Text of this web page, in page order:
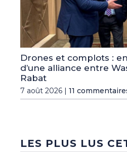
Drones et complots :
d’une alliance entre
Rabat
7 août 2026 | 11
LES PLUS LUS